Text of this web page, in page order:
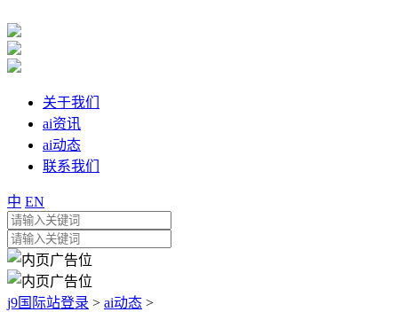
关于我们
ai资讯
ai动态
联系我们
中 EN
j9国际站登录 > ai动态 >